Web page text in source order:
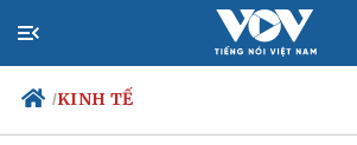
/KINH TẾ